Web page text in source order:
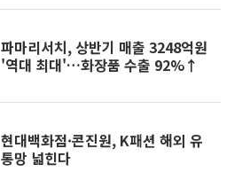
파마리서치, 상반기 매출 3248억원
'역대 최대'…화장품 수출 92%↑
현대백화점·콘진원, K패션 해외 유
통망 넓힌다